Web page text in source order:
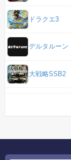
ドラクエ3
デルタルーン
大戦略SSB2